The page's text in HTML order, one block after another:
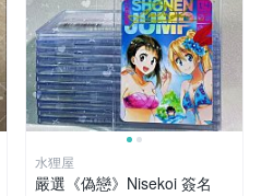
水狸屋
嚴選《偽戀》Nisekoi 簽名